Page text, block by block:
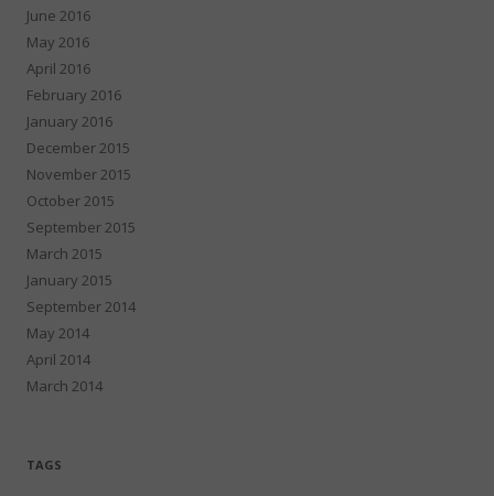
June 2016
May 2016
April 2016
February 2016
January 2016
December 2015
November 2015
October 2015
September 2015
March 2015
January 2015
September 2014
May 2014
April 2014
March 2014
TAGS